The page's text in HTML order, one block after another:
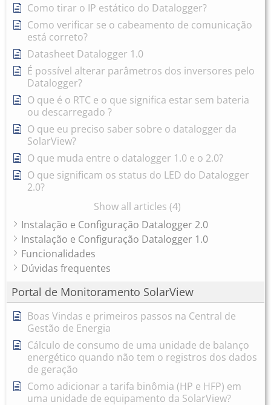
Como tirar o IP estático do Datalogger?
Como verificar se o cabeamento de comunicação
está correto?
Datasheet Datalogger 1.0
É possível alterar parâmetros dos inversores pelo
Datalogger?
O que é o RTC e o que significa estar sem bateria
ou descarregado ?
O que eu preciso saber sobre o datalogger da
SolarView?
O que muda entre o datalogger 1.0 e o 2.0?
O que significam os status do LED do Datalogger
2.0?
Show all articles (4)
Instalação e Configuração Datalogger 2.0
Instalação e Configuração Datalogger 1.0
Funcionalidades
Dúvidas frequentes
Portal de Monitoramento SolarView
Boas Vindas e primeiros passos na Central de
Gestão de Energia
Cálculo de consumo de uma unidade de balanço
energético quando não tem o registros dos dados
de geração
Como adicionar a tarifa binômia (HP e HFP) em
uma unidade de equipamento da SolarView?